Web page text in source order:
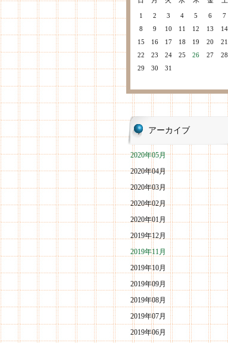
1 2 3 4 5 6
7
8
9 10 11 12 13
14
15
16 17 18 19 20
21
22
23 24 25 26 27
28
29
30 31
アーカイブ
2020年05月
2020年04月
2020年03月
2020年02月
2020年01月
2019年12月
2019年11月
2019年10月
2019年09月
2019年08月
2019年07月
2019年06月